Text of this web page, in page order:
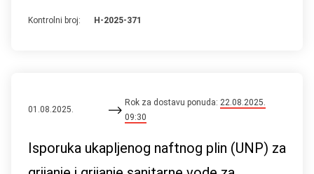
Kontrolni broj: H-2025-371
01.08.2025.
Rok za dostavu ponuda: 22.08.2025.
09:30
Isporuka ukapljenog naftnog plin (UNP) za